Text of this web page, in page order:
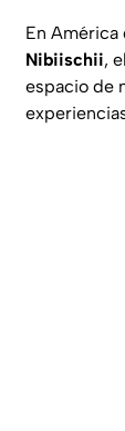
En América
Nibiischii,
espacio de